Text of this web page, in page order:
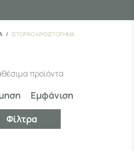
ΙΣΤΟΡΙΚΟ ΜΥΘΙΣΤΟΡΗΜΑ
προϊόντα
Εμφάνιση
Φίλτρα